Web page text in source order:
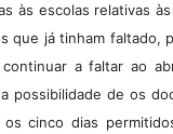
às escolas relativas
que já tinham faltado,
a faltar ao
possibilidade de os
cinco dias